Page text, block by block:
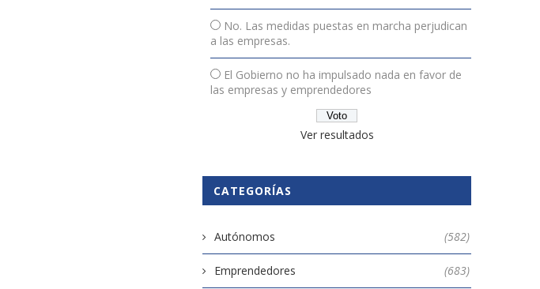
No. Las medidas puestas en marcha perjudican
a las empresas.
El Gobierno no ha impulsado nada en favor de
las empresas y emprendedores
Ver resultados
CATEGORÍAS
Autónomos (582)
Emprendedores (683)